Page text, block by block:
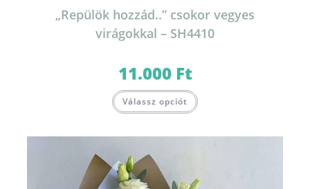
„Repülök hozzád..” csokor vegyes
virágokkal – SH4410
11.000 Ft
Válassz opciót